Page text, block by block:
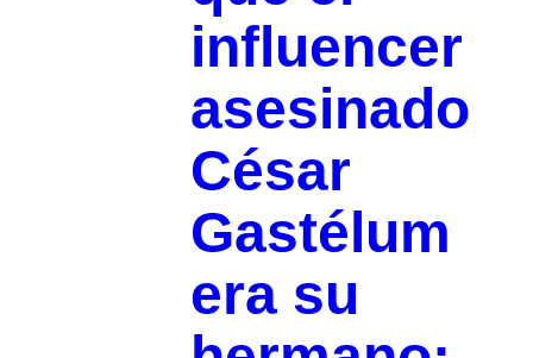
influencer
asesinado
César
Gastélum
era su